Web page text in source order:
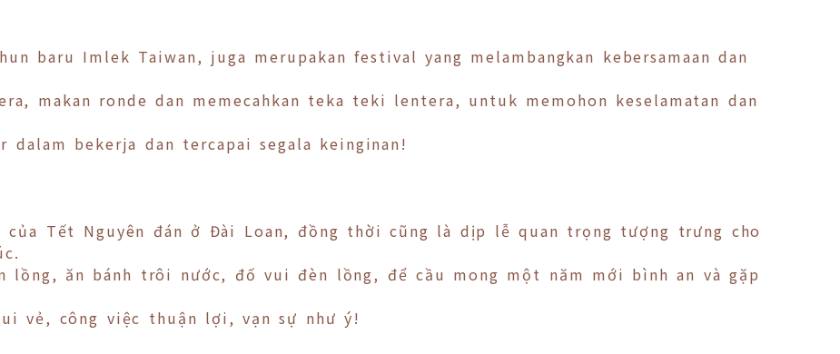
baru Imlek Taiwan, juga merupakan festival yang melambangkan kebersamaan dan
makan ronde dan memecahkan teka teki lentera, untuk memohon keselamatan dan
dalam bekerja dan tercapai segala keinginan!
của Tết Nguyên đán ở Đài Loan, đồng thời cũng là dịp lễ quan trọng tượng trưng cho
lồng, ăn bánh trôi nước, đố vui đèn lồng, để cầu mong một năm mới bình an và gặp
vẻ, công việc thuận lợi, vạn sự như ý!